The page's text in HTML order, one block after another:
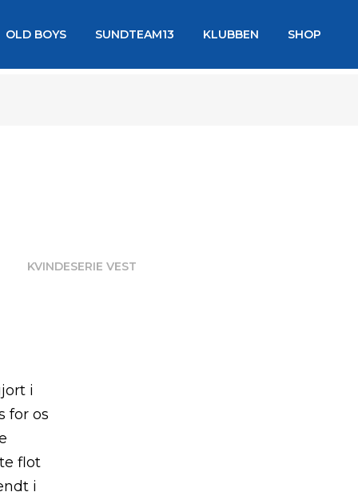
OLD BOYS SUNDTEAM13 KLUBBEN SHOP
KVINDESERIE VEST
i
for os
flot
i